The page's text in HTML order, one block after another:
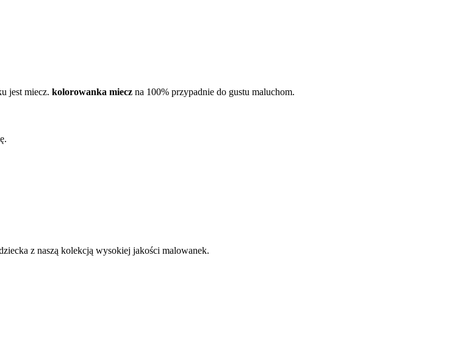
jest miecz. kolorowanka miecz na 100% przypadnie do gustu maluchom.
z naszą kolekcją wysokiej jakości malowanek.